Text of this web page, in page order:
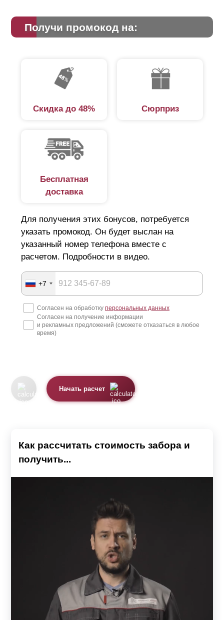
Получи промокод на:
Скидка до 48% Сюрприз
Бесплатная
доставка
Для получения этих бонусов, потребуется
указать промокод. Он будет выслан на
указанный номер телефона вместе с
расчетом. Подробности в видео.
+7
Согласен на обработку персональных данных
Согласен на получение информации
и рекламных предложений (сможете отказаться в любое
время)
Начать расчет
Как рассчитать стоимость забора и
получить...